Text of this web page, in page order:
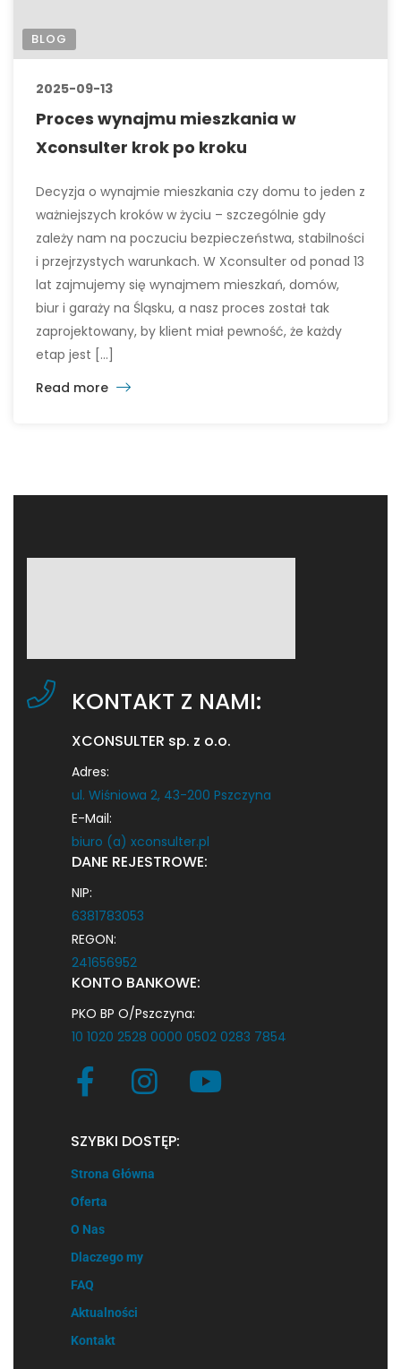
BLOG
2025-09-13
Proces wynajmu mieszkania w
Xconsulter krok po kroku
Decyzja o wynajmie mieszkania czy domu to jeden z
ważniejszych kroków w życiu – szczególnie gdy
zależy nam na poczuciu bezpieczeństwa, stabilności
i przejrzystych warunkach. W Xconsulter od ponad 13
lat zajmujemy się wynajmem mieszkań, domów,
biur i garaży na Śląsku, a nasz proces został tak
zaprojektowany, by klient miał pewność, że każdy
etap jest […]
Read more
KONTAKT Z NAMI:
XCONSULTER sp. z o.o.
Adres:
ul. Wiśniowa 2, 43-200 Pszczyna
E-Mail:
biuro (a) xconsulter.pl
DANE REJESTROWE:
NIP:
6381783053
REGON:
241656952
KONTO BANKOWE:
PKO BP O/Pszczyna:
10 1020 2528 0000 0502 0283 7854
SZYBKI DOSTĘP:
Strona Główna
Oferta
O Nas
Dlaczego my
FAQ
Aktualności
Kontakt